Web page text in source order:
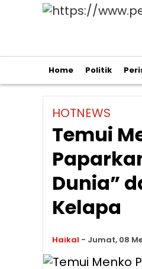
Home Politik
HOTNEWS
Temui
Dunia”
Kelapa
Haikal - Jumat, 08